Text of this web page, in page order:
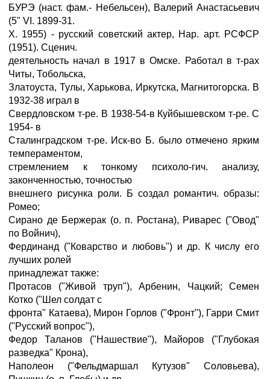
БУРЭ (наст. фам.- Hебельсен), Валерий Анастасьевич
(5" VI. 1899-31.
X. 1955) - русский советский актер, Нар. арт. РСФСР
(1951). Сценич.
деятельность начал в 1917 в Омске. Работал в т-рах
Читы, Тобольска,
Златоуста, Тулы, Харькова, Иркутска, Магнитогорска. В
1932-38 играл в
Свердловском т-ре. В 1938-54-в Куйбышевском т-ре. С
1954- в
Сталинградском т-ре. Иск-во Б. было отмечено ярким
темпераментом,
стремлением к тонкому психоло-гич. анализу,
законченностью, точностью
внешнего рисунка роли. Б создал романтич. образы:
Ромео;
Сирано де Бержерак (о. п. Ростана), Риварес ("Овод"
по Войнич),
Фердинанд ("Коварство и любовь") и др. К числу его
лучших ролей
принадлежат также:
Протасов ("Живой труп"), Арбенин, Чацкий; Семен
Котко ("Шел солдат с
фронта" Катаева), Мирон Горлов ("Фронт"), Гарри Смит
("Русский вопрос"),
Федор Таланов ("Нашествие"), Майоров ("Глубокая
разведка" Крона),
Наполеон ("Фельдмаршал Кутузов" Соловьева),